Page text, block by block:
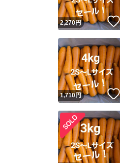
2,270円
1,710円